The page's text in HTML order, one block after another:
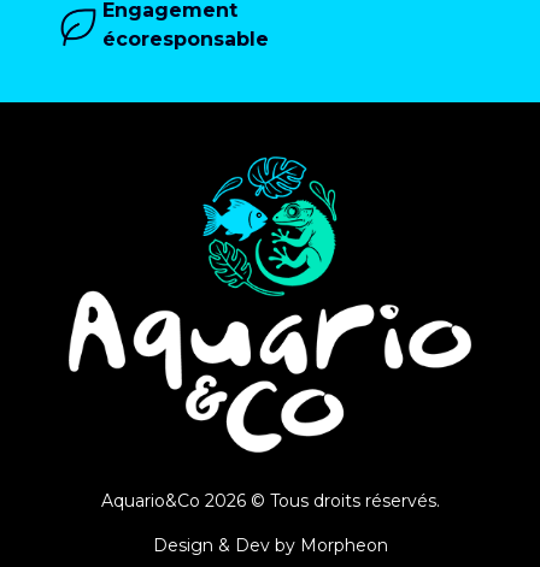
Engagement
écoresponsable
Aquario&Co 2026 © Tous droits réservés.
Design & Dev by Morpheon